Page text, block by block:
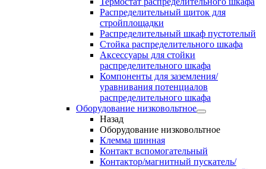
Распределительный щиток для
стройплощадки
Распределительный шкаф пустотелый
Стойка распределительного шкафа
Аксессуары для стойки
распределительного шкафа
Компоненты для заземления/
уравнивания потенциалов
распределительного шкафа
Оборудование низковольтное
Назад
Оборудование низковольтное
Клемма шинная
Контакт вспомогательный
Контактор/магнитный пускатель/